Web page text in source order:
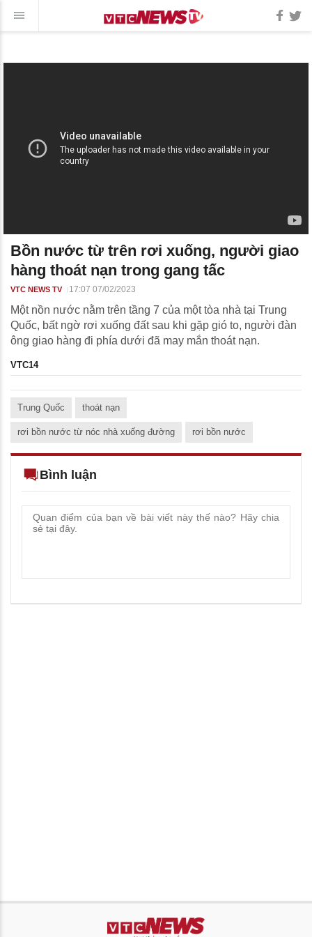
Bồn nước từ trên rơi xuống, người giao
hàng thoát nạn trong gang tấc
VTC NEWS TV 17:07 07/02/2023
Một nồn nước nằm trên tầng 7 của một tòa nhà tại Trung
Quốc, bất ngờ rơi xuống đất sau khi gặp gió to, người đàn
ông giao hàng đi phía dưới đã may mắn thoát nạn.
VTC14
Trung Quốc thoát nạn
rơi bồn nước từ nóc nhà xuống đường rơi bồn nước
Bình luận